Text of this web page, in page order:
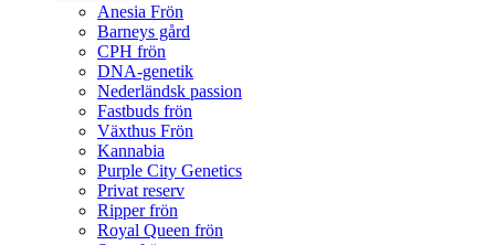
Anesia Frön
Barneys gård
CPH frön
DNA-genetik
Nederländsk passion
Fastbuds frön
Växthus Frön
Kannabia
Purple City Genetics
Privat reserv
Ripper frön
Royal Queen frön